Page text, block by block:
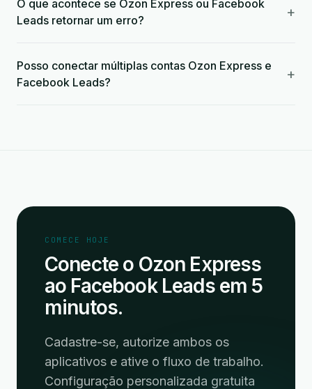
O que acontece se Ozon Express ou Facebook
Leads retornar um erro?
+
Posso conectar múltiplas contas Ozon Express e
Facebook Leads?
+
COMECE HOJE
Conecte o Ozon Express
ao Facebook Leads em 5
minutos.
Cadastre-se, autorize ambos os
aplicativos e ative o fluxo de trabalho.
Configuração personalizada gratuita